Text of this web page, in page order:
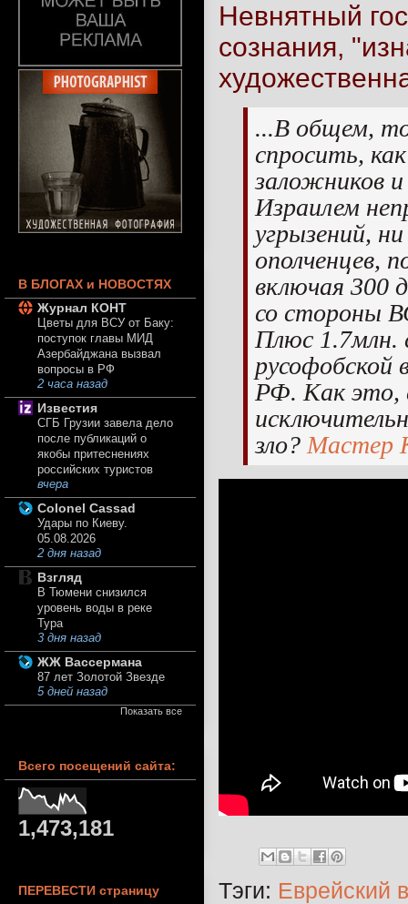
Невнятный
сознания,
...В общем,
спросить,
заложников
Израилем
угрызений,
ополченцев,
включая 300
со стороны
Плюс 1.7млн.
русофобской
РФ. Как это,
зло? Мастер
Тэги: Еврейский
В БЛОГАХ и НОВОСТЯХ
Журнал КОНТ
Цветы для ВСУ от Баку:
поступок главы МИД
Азербайджана вызвал
вопросы в РФ
2 часа назад
Известия
СГБ Грузии завела дело
после публикаций о
якобы притеснениях
российских туристов
вчера
Colonel Cassad
Удары по Киеву.
05.08.2026
2 дня назад
Взгляд
В Тюмени снизился
уровень воды в реке
Тура
3 дня назад
ЖЖ Вассермана
87 лет Золотой Звезде
5 дней назад
Показать все
Всего посещений сайта:
1,473,181
ПЕРЕВЕСТИ страницу